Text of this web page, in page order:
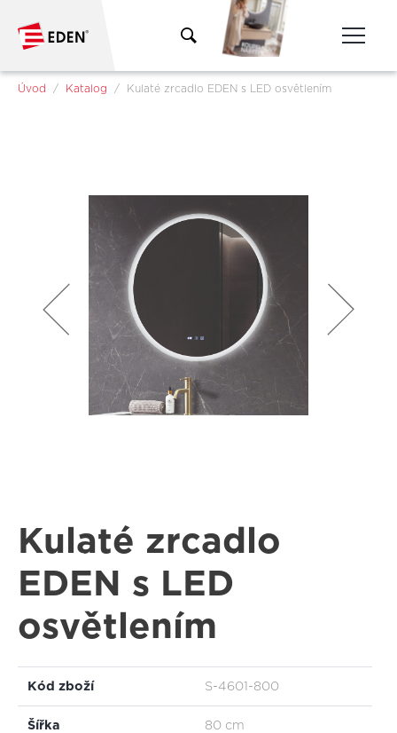
Jsi tady:
Úvod Katalog Kulaté zrcadlo EDEN s LED osvětlením
Kulaté zrcadlo
EDEN s LED
osvětlením
Kód zboží S-4601-800
Šířka 80 cm